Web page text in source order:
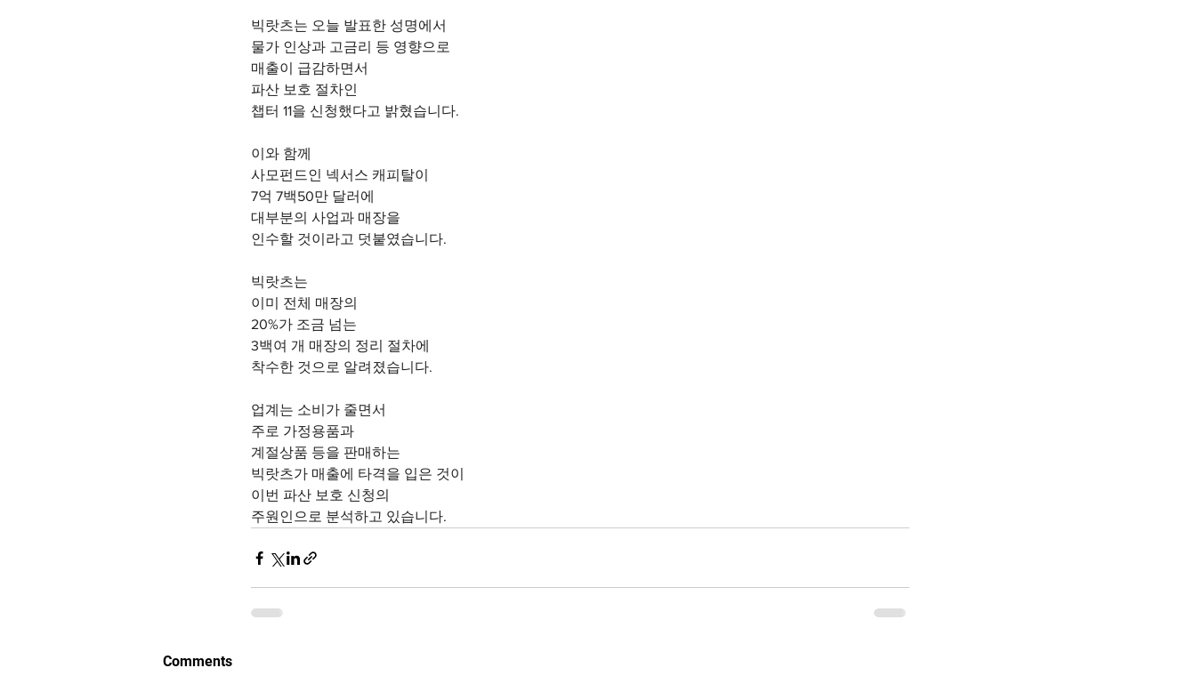
빅랏츠는 오늘 발표한 성명에서
물가 인상과 고금리 등 영향으로
매출이 급감하면서
파산 보호 절차인
챕터 11을 신청했다고 밝혔습니다.
이와 함께
사모펀드인 넥서스 캐피탈이
7억 7백50만 달러에
대부분의 사업과 매장을
인수할 것이라고 덧붙였습니다.
빅랏츠는
이미 전체 매장의
20%가 조금 넘는
3백여 개 매장의 정리 절차에
착수한 것으로 알려졌습니다.
업계는 소비가 줄면서
주로 가정용품과
계절상품 등을 판매하는
빅랏츠가 매출에 타격을 입은 것이
이번 파산 보호 신청의
주원인으로 분석하고 있습니다.
Comments